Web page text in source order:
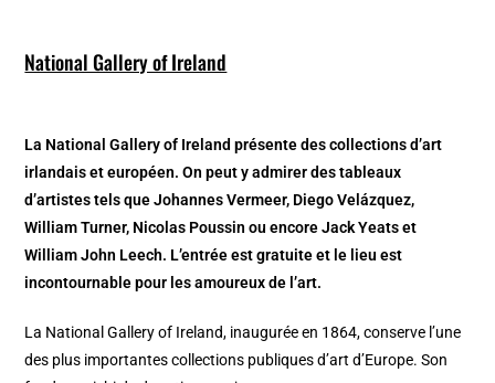
National Gallery of Ireland
La National Gallery of Ireland présente des collections d’art
irlandais et européen. On peut y admirer des tableaux
d’artistes tels que Johannes Vermeer, Diego Velázquez,
William Turner, Nicolas Poussin ou encore Jack Yeats et
William John Leech. L’entrée est gratuite et le lieu est
incontournable pour les amoureux de l’art.
La National Gallery of Ireland, inaugurée en 1864, conserve l’une
des plus importantes collections publiques d’art d’Europe. Son